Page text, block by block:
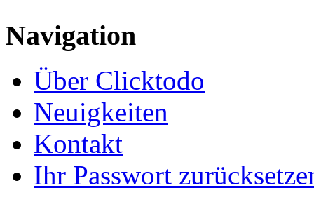
Navigation
Über Clicktodo
Neuigkeiten
Kontakt
Ihr Passwort